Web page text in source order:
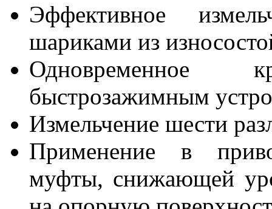
Эффективное
шариками из
Одновременное
быстрозажимным
Измельчение шести
Применение в
муфты, снижающей